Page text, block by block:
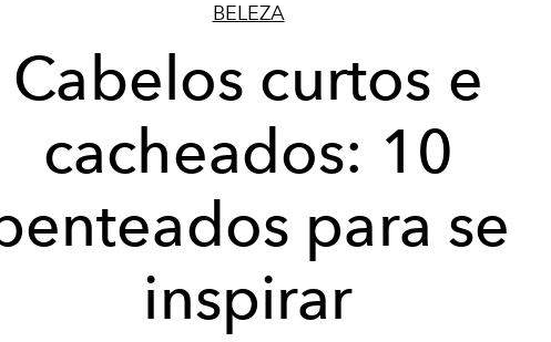
BELEZA
Cabelos curtos e
cacheados: 10
para se
inspirar